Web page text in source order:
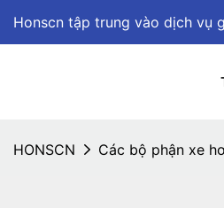
Honscn tập trung vào dịch vụ
HONSCN Các bộ phận xe